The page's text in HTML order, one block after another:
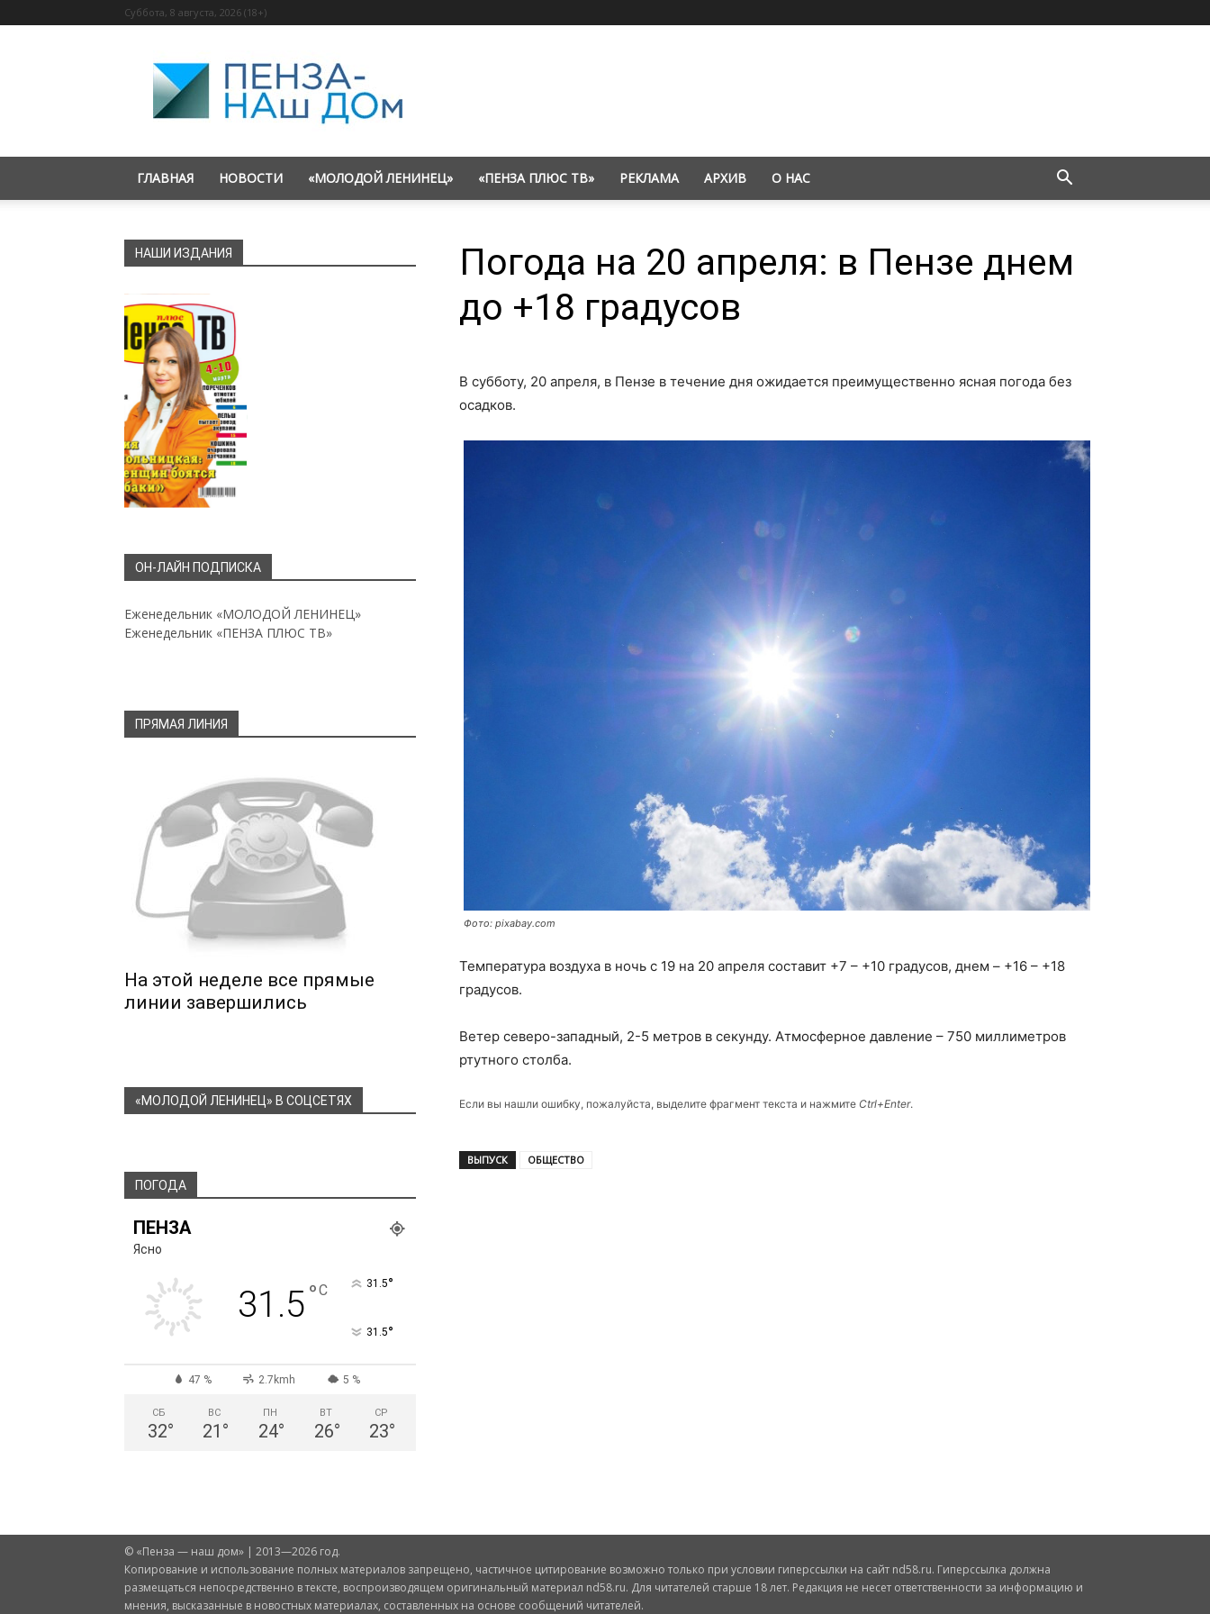
Суббота, 8 августа, 2026 (18+)
«Пенза
—
наш
дом»
ГЛАВНАЯ НОВОСТИ «МОЛОДОЙ ЛЕНИНЕЦ» «ПЕНЗА ПЛЮС ТВ» РЕКЛАМА АРХИВ О НАС
Погода на 20 апреля: в Пензе днем
до +18 градусов
В субботу, 20 апреля, в Пензе в течение дня ожидается преимущественно ясная погода без
осадков.
Фото: pixabay.com
Температура воздуха в ночь с 19 на 20 апреля составит +7 – +10 градусов, днем – +16 – +18
градусов.
Ветер северо-западный, 2-5 метров в секунду. Атмосферное давление – 750 миллиметров
ртутного столба.
Если вы нашли ошибку, пожалуйста, выделите фрагмент текста и нажмите Ctrl+Enter.
ВЫПУСК ОБЩЕСТВО
НАШИ ИЗДАНИЯ
ОН-ЛАЙН ПОДПИСКА
Еженедельник «МОЛОДОЙ ЛЕНИНЕЦ»
Еженедельник «ПЕНЗА ПЛЮС ТВ»
ПРЯМАЯ ЛИНИЯ
На этой неделе все прямые
линии завершились
«МОЛОДОЙ ЛЕНИНЕЦ» В СОЦСЕТЯХ
ПОГОДА
ПЕНЗА
Ясно
31.5°C 31.5°
31.5°
47 % 2.7kmh 5 %
СБ
32°
ВС
21 °
ПН
24°
ВТ
26°
СР
23°
© «Пенза — наш дом» | 2013—2026 год.
Копирование и использование полных материалов запрещено, частичное цитирование возможно только при условии гиперссылки на сайт nd58.ru. Гиперссылка должна
размещаться непосредственно в тексте, воспроизводящем оригинальный материал nd58.ru. Для читателей старше 18 лет. Редакция не несет ответственности за информацию и
мнения, высказанные в новостных материалах, составленных на основе сообщений читателей.